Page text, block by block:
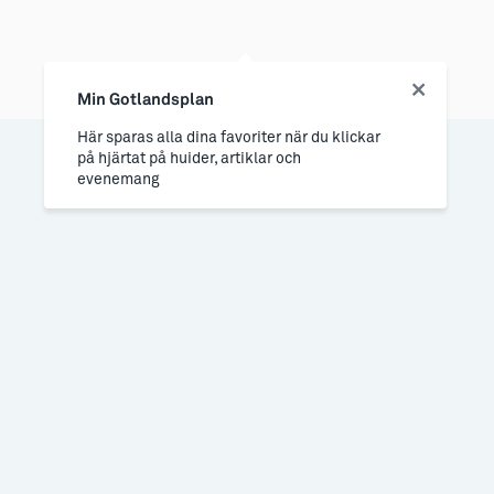
Min Gotlandsplan
Här sparas alla dina favoriter när du klickar
på hjärtat på huider, artiklar och
evenemang